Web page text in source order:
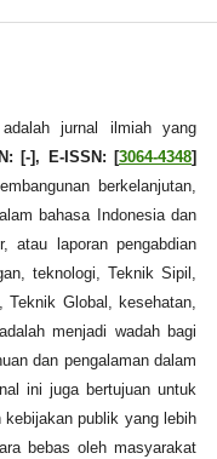
jurnal ilmiah yang
[-], E-ISSN: [3064-4348]
berkelanjutan,
bahasa Indonesia dan
atau laporan pengabdian
teknologi, Teknik Sipil,
Teknik Global, kesehatan,
menjadi wadah bagi
dan pengalaman dalam
ini juga bertujuan untuk
kebijakan publik yang lebih
bebas oleh masyarakat